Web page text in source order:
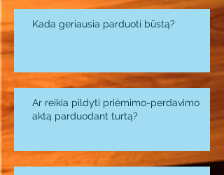
Kada geriausia parduoti būstą?
Ar reikia pildyti priėmimo-perdavimo
aktą parduodant turtą?